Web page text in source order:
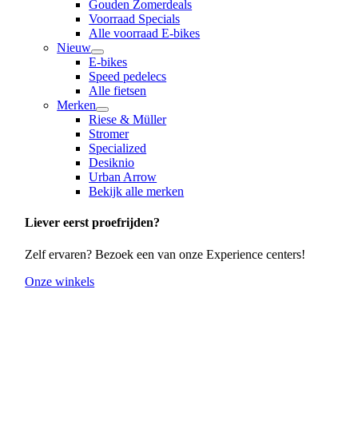
Gouden Zomerdeals
Voorraad Specials
Alle voorraad E-bikes
Nieuw
E-bikes
Speed pedelecs
Alle fietsen
Merken
Riese & Müller
Stromer
Specialized
Desiknio
Urban Arrow
Bekijk alle merken
Liever eerst proefrijden?
Zelf ervaren? Bezoek een van onze Experience centers!
Onze winkels